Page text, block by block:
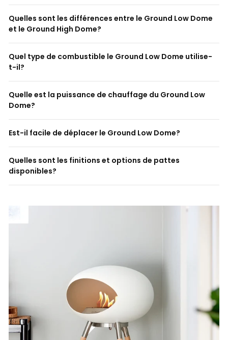
Quelles sont les différences entre le Ground Low Dome
et le Ground High Dome?
Quel type de combustible le Ground Low Dome utilise-
t-il?
Quelle est la puissance de chauffage du Ground Low
Dome?
Est-il facile de déplacer le Ground Low Dome?
Quelles sont les finitions et options de pattes
disponibles?